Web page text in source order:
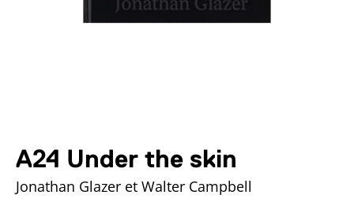
A24 Under the skin
Jonathan Glazer et Walter Campbell